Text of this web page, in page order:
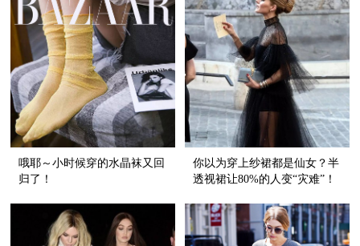
哦耶～小时候穿的水晶袜又回
归了！
你以为穿上纱裙都是仙女？半
透视裙让80%的人变“灾难”！